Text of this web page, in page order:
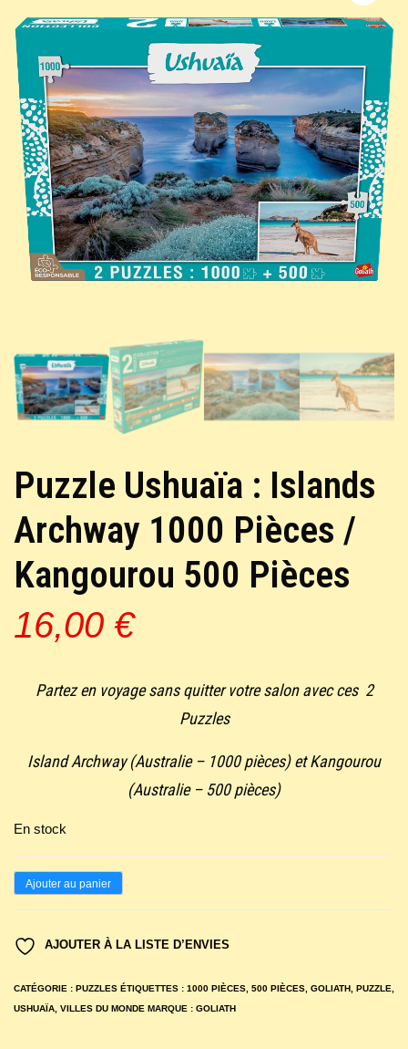
Puzzle Ushuaïa : Islands
Archway 1000 Pièces /
Kangourou 500 Pièces
16,00 €
Partez en voyage sans quitter votre salon avec ces 2
Puzzles
Island Archway (Australie – 1000 pièces) et Kangourou
(Australie – 500 pièces)
En stock
quantité
de
Ushuaïa
:
Islands
Ajouter au panier
AJOUTER À LA LISTE D’ENVIES
CATÉGORIE : PUZZLES ÉTIQUETTES : 1000 PIÈCES 500 PIÈCES GOLIATH PUZZLE
USHUAÏA VILLES DU MONDE MARQUE : GOLIATH